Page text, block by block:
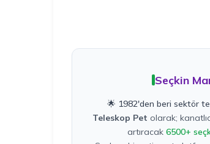
Seçkin
🌟 1982'den beri sektör
Teleskop Pet olarak;
artıracak 6500+